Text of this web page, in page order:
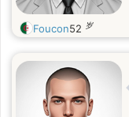
Foucon52 岁